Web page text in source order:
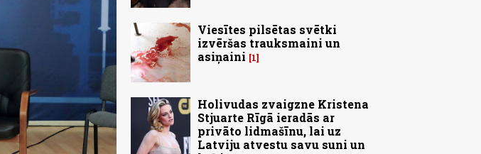
Viesītes pilsētas svētki
izvēršas trauksmaini un
asiņaini
1
Holivudas zvaigzne Kristena
Stjuarte Rīgā ieradās ar
privāto lidmašīnu, lai uz
Latviju atvestu savu suni un